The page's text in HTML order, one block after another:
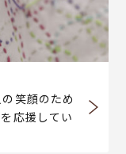
笑顔のため
応援してい